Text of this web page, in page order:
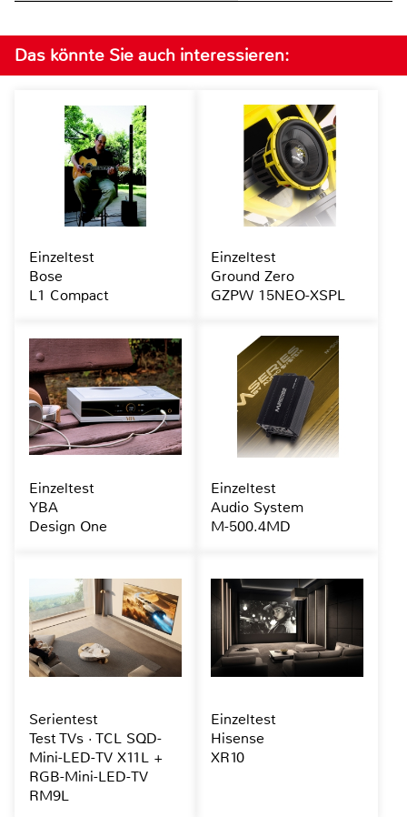
Das könnte Sie auch interessieren:
Einzeltest
Bose
L1 Compact
Einzeltest
Ground Zero
GZPW 15NEO-XSPL
Einzeltest
YBA
Design One
Einzeltest
Audio System
M-500.4MD
Serientest
Test TVs · TCL SQD-
Mini-LED-TV X11L +
RGB-Mini-LED-TV
RM9L
Einzeltest
Hisense
XR10